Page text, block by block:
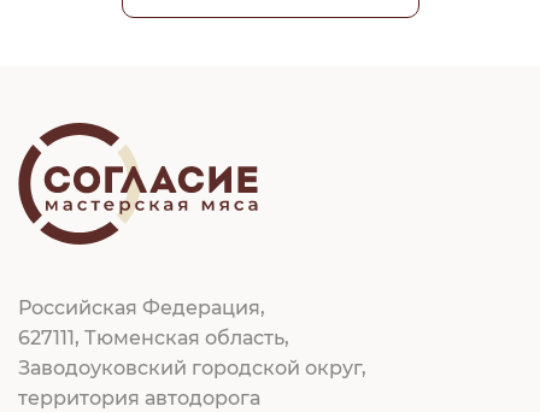
Российская Федерация,
627111, Тюменская область,
Заводоуковский городской округ,
территория автодорога